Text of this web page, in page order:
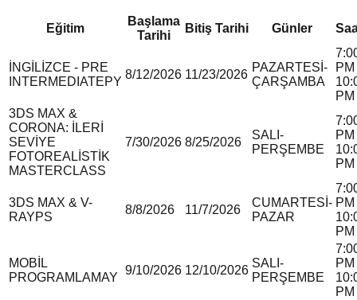
Eğitim
Başlama
Tarihi
Bitiş Tarihi Günler
İNGİLİZCE - PRE
INTERMEDIATEPY
8/12/2026 11/23/2026
PAZARTESİ-
ÇARŞAMBA
PM
PM
3DS MAX &
CORONA: İLERİ
SEVİYE
FOTOREALİSTİK
MASTERCLASS
7/30/2026 8/25/2026
SALI-
PERŞEMBE
PM
PM
3DS MAX & V-
RAYPS
8/8/2026 11/7/2026
CUMARTESİ-
PAZAR
PM
PM
MOBİL
PROGRAMLAMAY
9/10/2026 12/10/2026
SALI-
PERŞEMBE
PM
PM